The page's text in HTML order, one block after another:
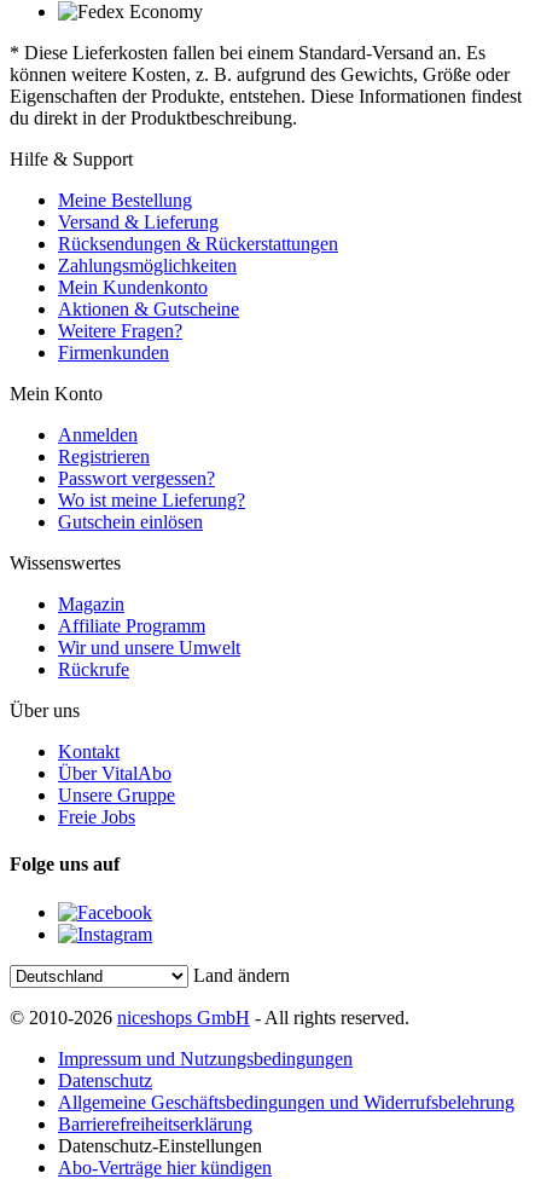
* Diese Lieferkosten fallen bei einem Standard-Versand an. Es
können weitere Kosten, z. B. aufgrund des Gewichts, Größe oder
Eigenschaften der Produkte, entstehen. Diese Informationen findest
du direkt in der Produktbeschreibung.
Hilfe & Support
Meine Bestellung
Versand & Lieferung
Rücksendungen & Rückerstattungen
Zahlungsmöglichkeiten
Mein Kundenkonto
Aktionen & Gutscheine
Weitere Fragen?
Firmenkunden
Mein Konto
Anmelden
Registrieren
Passwort vergessen?
Wo ist meine Lieferung?
Gutschein einlösen
Wissenswertes
Magazin
Affiliate Programm
Wir und unsere Umwelt
Rückrufe
Über uns
Kontakt
Über VitalAbo
Unsere Gruppe
Freie Jobs
Folge uns auf
Land ändern
© 2010-2026 niceshops GmbH - All rights reserved.
Impressum und Nutzungsbedingungen
Datenschutz
Allgemeine Geschäftsbedingungen und Widerrufsbelehrung
Barrierefreiheitserklärung
Datenschutz-Einstellungen
Abo-Verträge hier kündigen